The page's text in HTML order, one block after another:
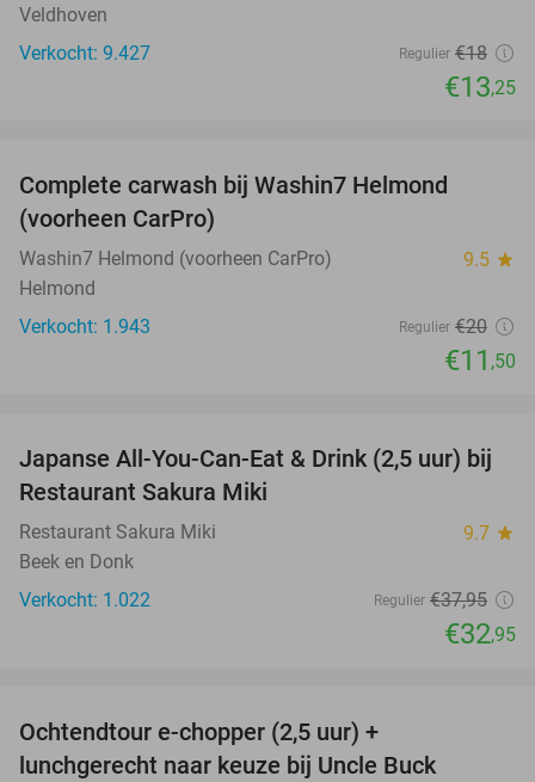
Veldhoven
Verkocht: 9.427
Regulier €18
€13,25
Complete carwash bij Washin7 Helmond
(voorheen CarPro)
Washin7 Helmond (voorheen CarPro) 9.5 star
Helmond
Verkocht: 1.943
Regulier €20
€11 ,50
13%
Japanse All-You-Can-Eat & Drink (2,5 uur) bij
Restaurant Sakura Miki
Restaurant Sakura Miki 9.7 star
Beek en Donk
Verkocht: 1.022
Regulier €37,95
€32,95
Ochtendtour e-chopper (2,5 uur) +
lunchgerecht naar keuze bij Uncle Buck